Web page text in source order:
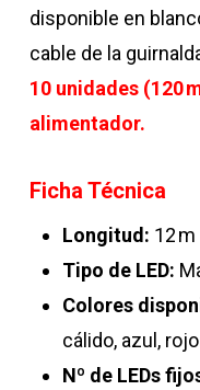
disponible en
cable de la
10 unidades (120
alimentador.
Ficha Técnica
Longitud: 12 m
Tipo de LED:
Colores
cálido, azul, rojo
Nº de LEDs